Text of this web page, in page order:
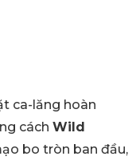
ca-lăng hoàn
cách Wild
bo tròn ban đầu,